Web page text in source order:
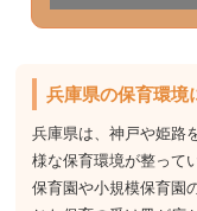
兵庫県の保育環境
兵庫県は、神戸や姫路
様な保育環境が整って
保育園や小規模保育園